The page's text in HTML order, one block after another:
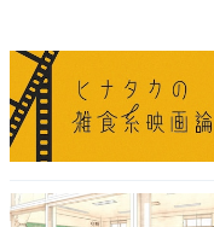
点や不安点を指摘す
【例文】
「今回の失敗で